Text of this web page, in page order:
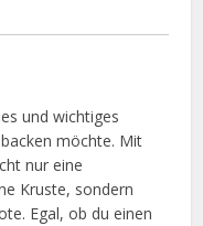
und wichtiges
möchte. Mit
nur eine
Kruste, sondern
Egal, ob du einen